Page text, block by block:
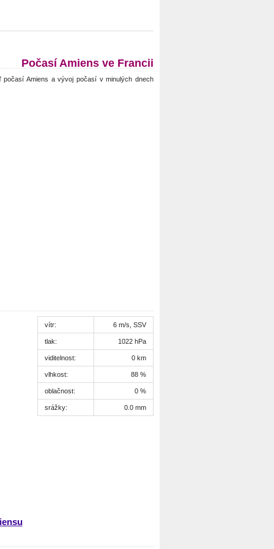
Počasí Amiens ve Francii
počasí Amiens a vývoj počasí v minulých dnech
vítr: 6 m/s, SSV
tlak: 1022 hPa
viditelnost: 0 km
vlhkost: 88 %
oblačnost: 0 %
srážky: 0.0 mm